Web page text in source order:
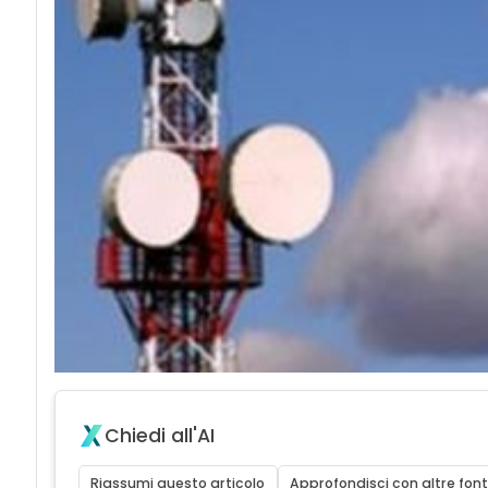
Chiedi all'AI
Riassumi questo articolo Approfondisci con altre